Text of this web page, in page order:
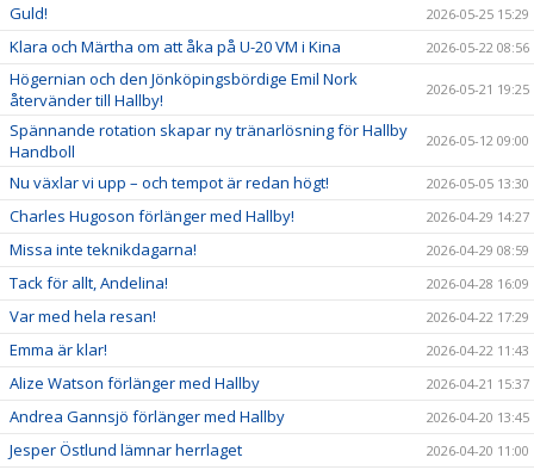
Guld! 2026-05-25 15:29
Klara och Märtha om att åka på U-20 VM i Kina 2026-05-22 08:56
Högernian och den Jönköpingsbördige Emil Nork
återvänder till Hallby!
2026-05-21 19:25
Spännande rotation skapar ny tränarlösning för Hallby
Handboll
2026-05-12 09:00
Nu växlar vi upp – och tempot är redan högt! 2026-05-05 13:30
Charles Hugoson förlänger med Hallby! 2026-04-29 14:27
Missa inte teknikdagarna! 2026-04-29 08:59
Tack för allt, Andelina! 2026-04-28 16:09
Var med hela resan! 2026-04-22 17:29
Emma är klar! 2026-04-22 11:43
Alize Watson förlänger med Hallby 2026-04-21 15:37
Andrea Gannsjö förlänger med Hallby 2026-04-20 13:45
Jesper Östlund lämnar herrlaget 2026-04-20 11:00